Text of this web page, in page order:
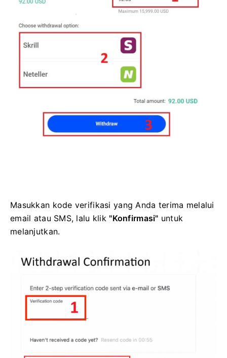
Masukkan kode verifikasi yang Anda terima melalui
email atau SMS, lalu klik "Konfirmasi" untuk
melanjutkan.